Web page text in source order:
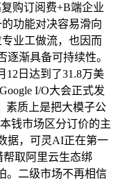
购订阅费+B端企业
功能对决容易滑向
业工做流，也因而
渐具备可持续性。
12日达到了31.8万美
I/O大会正式发
素质上是把大模子公
钱市场区分订价的主
据，可灵AI正在第一
帮取阿里云生态绑
。二级市场不再相信